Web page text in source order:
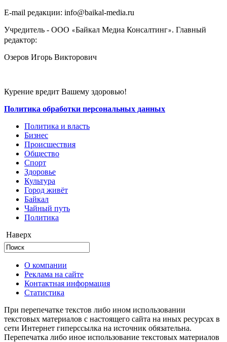
E-mail редакции: info@baikal-media.ru
Учредитель - ООО «Байкал Медиа Консалтинг». Главный
редактор:
Озеров Игорь Викторович
Курение вредит Вашему здоровью!
Политика обработки персональных данных
Политика и власть
Бизнес
Происшествия
Общество
Cпорт
Здоровье
Культура
Город живёт
Байкал
Чайный путь
Политика
Наверх
О компании
Реклама на сайте
Контактная информация
Статистика
При перепечатке текстов либо ином использовании
текстовых материалов с настоящего сайта на иных ресурсах в
сети Интернет гиперссылка на источник обязательна.
Перепечатка либо иное использование текстовых материалов